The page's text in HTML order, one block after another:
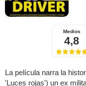
Medios
4,8
La película narra la
'Luces rojas') un ex